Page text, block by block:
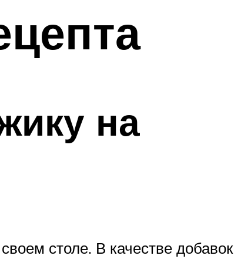
на
столе. В качестве добавок